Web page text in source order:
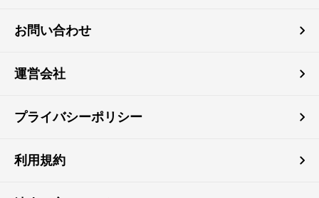
お問い合わせ
運営会社
プライバシーポリシー
利用規約